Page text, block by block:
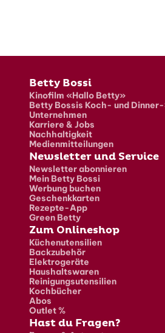
Fusszeile
Betty Bossi
Kinofilm «Hallo Betty»
Betty Bossis Koch- und
Unternehmen
Karriere & Jobs
Nachhaltigkeit
Medienmitteilungen
Newsletter und Service
Newsletter abonnieren
Mein Betty Bossi
Werbung buchen
Geschenkkarten
Rezepte-App
Green Betty
Zum Onlineshop
Küchenutensilien
Backzubehör
Elektrogeräte
Haushaltswaren
Reinigungsutensilien
Kochbücher
Abos
Outlet %
Hast du Fragen?